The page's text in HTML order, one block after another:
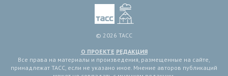
© 2026 ТАСС
О ПРОЕКТЕ РЕДАКЦИЯ
Все права на материалы и произведения, размещенные на сайте,
принадлежат ТАСС, если не указано иное. Мнение авторов публикаций